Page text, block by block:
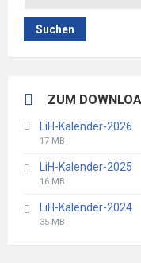
Suchen
ZUM
LiH-Kalender-2026
File
pdf
File
17 MB
LiH-Kalender-2025
File
pdf
File
16 MB
LiH-Kalender-2024
File
File
35 MB